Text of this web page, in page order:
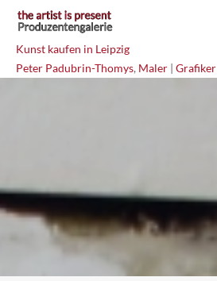
Kunst kaufen in Leipzig
Peter Padubrin-Thomys, Maler | Grafiker